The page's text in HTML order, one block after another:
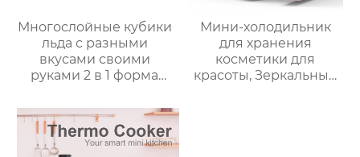
Многослойные кубики
льда с разными
вкусами своими
руками 2 в 1 форма
для хранения форма
для ведерка для льда
Мини-холодильник
для хранения
косметики для
красоты, Зеркальный